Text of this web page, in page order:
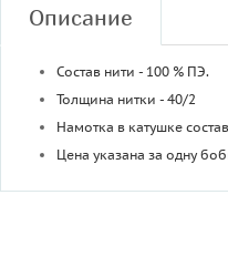
Описание
Состав нити - 100 % ПЭ.
Толщина нитки - 40/2
Намотка в катушке
Цена указана за одну